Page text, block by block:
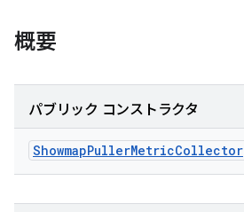
概要
パブリック コンストラクタ
ShowmapPullerMetricCollector